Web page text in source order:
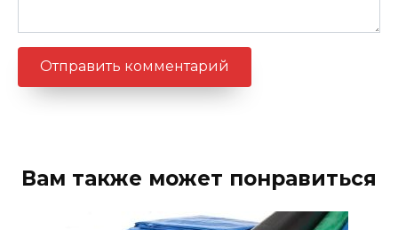
Вам также может понравиться